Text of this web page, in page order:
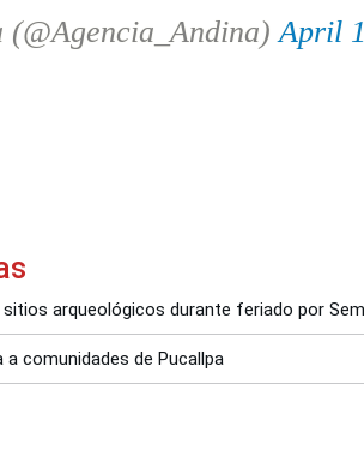
April
arqueológicos durante feriado por
comunidades de Pucallpa